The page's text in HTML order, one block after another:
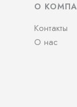
О
Контакты
О нас